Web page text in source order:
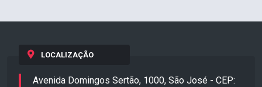
LOCALIZAÇÃO
Avenida Domingos Sertão, 1000, São José - CEP: